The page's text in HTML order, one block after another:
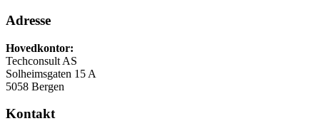
Adresse
Hovedkontor:
Techconsult AS
Solheimsgaten 15 A
5058 Bergen
Kontakt